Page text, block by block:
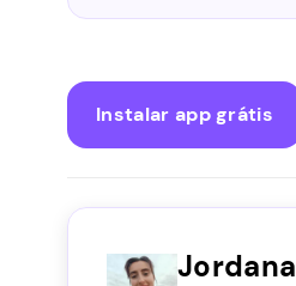
Instalar app grátis
Jordana